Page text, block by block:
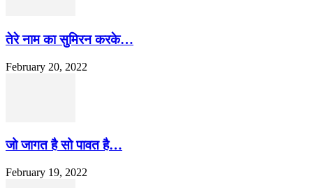
तेरे नाम का सुमिरन करके…
February 20, 2022
जो जागत है सो पावत है…
February 19, 2022